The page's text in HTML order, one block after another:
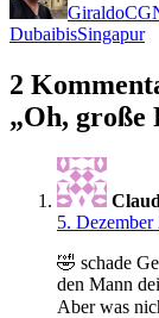
DubaibisSingapur
2
„Oh, große
5.
🤣 schade
den Mann
Aber was